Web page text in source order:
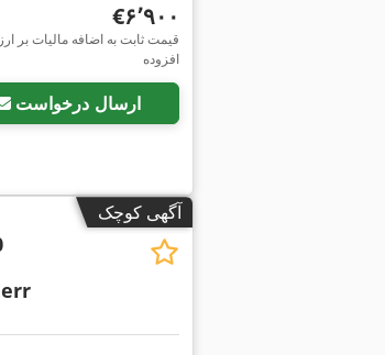
‎€۶٬۹۰۰
قیمت ثابت به اضافه مالیات بر
افزوده
ارسال درخواست
آگهی کوچک